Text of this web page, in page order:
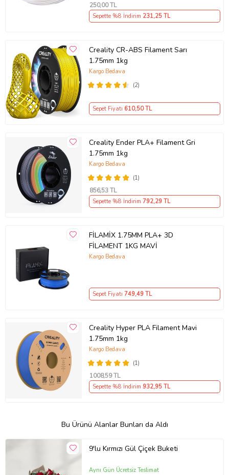
250,00 TL
Sepette %8 İndirim 231,25 TL
Creality CR-ABS Filament Sarı
1.75mm 1kg
(2)
Kargo Bedava
Sepet Fiyatı 610,50 TL
Creality Ender PLA+ Filament Gri
1.75mm 1kg
(1)
Kargo Bedava
856,53 TL
Sepette %8 İndirim 792,29 TL
FİLAMİX 1.75MM PLA+ 3D
FİLAMENT 1KG MAVİ
Kargo Bedava
Sepet Fiyatı 749,49 TL
Creality Hyper PLA Filament Mavi
1.75mm 1kg
(1)
Kargo Bedava
1008,59 TL
Sepette %8 İndirim 932,95 TL
Bu Ürünü Alanlar Bunları da Aldı
9'lu Kırmızı Gül Çiçek Buketi
Aynı Gün Ücretsiz Teslimat